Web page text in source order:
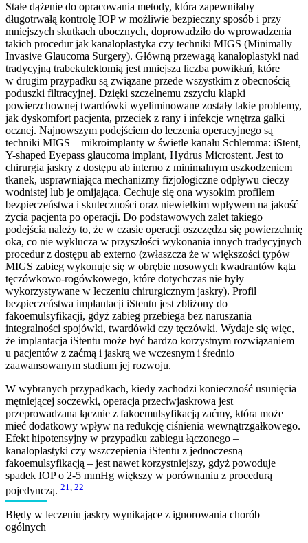
Stałe dążenie do opracowania metody, która zapewniłaby
długotrwałą kontrolę IOP w możliwie bezpieczny sposób i przy
mniejszych skutkach ubocznych, doprowadziło do wprowadzenia
takich procedur jak kanaloplastyka czy techniki MIGS (Minimally
Invasive Glaucoma Surgery). Główną przewagą kanaloplastyki nad
tradycyjną trabekulektomią jest mniejsza liczba powikłań, które
w drugim przypadku są związane przede wszystkim z obecnością
poduszki filtracyjnej. Dzięki szczelnemu zszyciu klapki
powierzchownej twardówki wyeliminowane zostały takie problemy,
jak dyskomfort pacjenta, przeciek z rany i infekcje wnętrza gałki
ocznej. Najnowszym podejściem do leczenia operacyjnego są
techniki MIGS – mikroimplanty w świetle kanału Schlemma: iStent,
Y-shaped Eyepass glaucoma implant, Hydrus Microstent. Jest to
chirurgia jaskry z dostępu ab interno z minimalnym uszkodzeniem
tkanek, usprawniająca mechanizmy fizjologiczne odpływu cieczy
wodnistej lub je omijająca. Cechuje się ona wysokim profilem
bezpieczeństwa i skuteczności oraz niewielkim wpływem na jakość
życia pacjenta po operacji. Do podstawowych zalet takiego
podejścia należy to, że w czasie operacji oszczędza się powierzchnię
oka, co nie wyklucza w przyszłości wykonania innych tradycyjnych
procedur z dostępu ab externo (zwłaszcza że w większości typów
MIGS zabieg wykonuje się w obrębie nosowych kwadrantów kąta
tęczówkowo-rogówkowego, które dotychczas nie były
wykorzystywane w leczeniu chirurgicznym jaskry). Profil
bezpieczeństwa implantacji iStentu jest zbliżony do
fakoemulsyfikacji, gdyż zabieg przebiega bez naruszania
integralności spojówki, twardówki czy tęczówki. Wydaje się więc,
że implantacja iStentu może być bardzo korzystnym rozwiązaniem
u pacjentów z zaćmą i jaskrą we wczesnym i średnio
zaawansowanym stadium jej rozwoju.
W wybranych przypadkach, kiedy zachodzi konieczność usunięcia
mętniejącej soczewki, operacja przeciwjaskrowa jest
przeprowadzana łącznie z fakoemulsyfikacją zaćmy, która może
mieć dodatkowy wpływ na redukcję ciśnienia wewnątrzgałkowego.
Efekt hipotensyjny w przypadku zabiegu łączonego –
kanaloplastyki czy wszczepienia iStentu z jednoczesną
fakoemulsyfikacją – jest nawet korzystniejszy, gdyż powoduje
spadek IOP o 2-5 mmHg większy w porównaniu z procedurą
pojedynczą. 21, 22
Błędy w leczeniu jaskry wynikające z ignorowania chorób
ogólnych